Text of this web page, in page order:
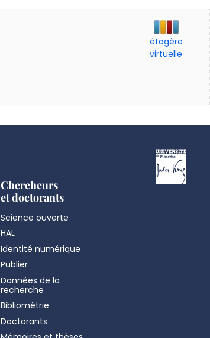
étagère
virtuelle
Chercheurs
et doctorants
Science ouverte
HAL
Identité numérique
Publier
Données de la
recherche
Bibliométrie
Doctorants